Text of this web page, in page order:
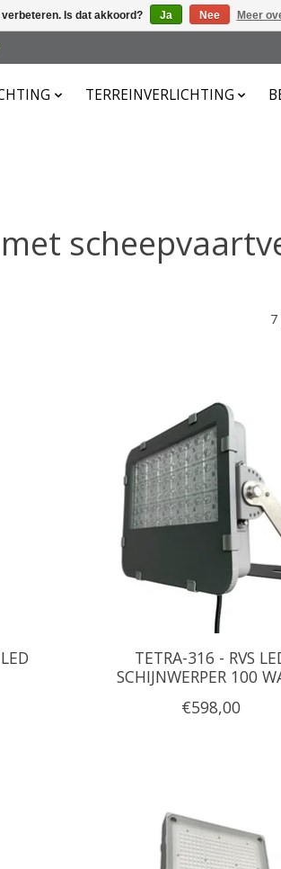
TERREINVERLICHTING
TETRA-316 - RVS
SCHIJNWERPER 100
€598,00
Is dat akkoord? Ja Nee Meer